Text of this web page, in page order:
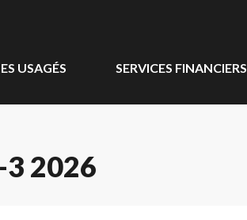
USAGÉS SERVICES FINANCIERS
3 2026